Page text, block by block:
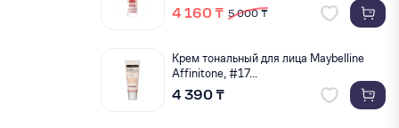
4 160 ₸ 5 000 ₸
Крем тональный для лица Maybelline
Affinitone, #17...
4 390 ₸